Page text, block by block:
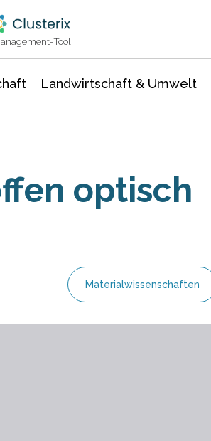
Tool
Landwirtschaft & Umwelt
optisch
Materialwissenschaften